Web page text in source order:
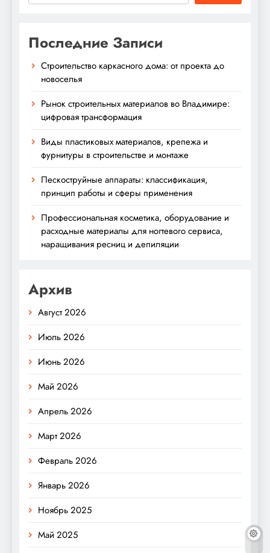
Последние Записи
Строительство каркасного дома: от проекта до
новоселья
Рынок строительных материалов во Владимире:
цифровая трансформация
Виды пластиковых материалов, крепежа и
фурнитуры в строительстве и монтаже
Пескоструйные аппараты: классификация,
принцип работы и сферы применения
Профессиональная косметика, оборудование и
расходные материалы для ногтевого сервиса,
наращивания ресниц и депиляции
Архив
Август 2026
Июль 2026
Июнь 2026
Май 2026
Апрель 2026
Март 2026
Февраль 2026
Январь 2026
Ноябрь 2025
Май 2025